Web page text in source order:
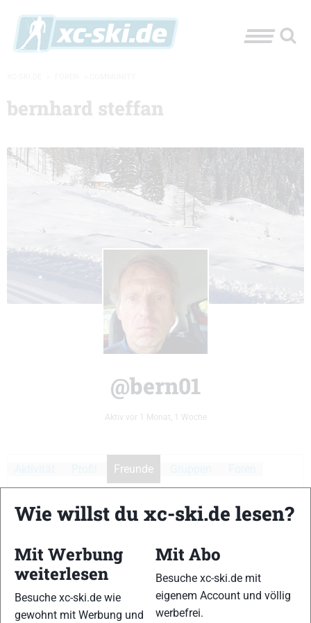
bernhard steffan
@bern01
Aktiv vor 1 Monat, 1 Woche
Freunde
Zeige:
Es wurden keine Benutzer gefunden.
Wie willst du xc-ski.de lesen?
Mit Werbung
weiterlesen
Besuche xc-ski.de wie
gewohnt mit Werbung und
Mit Abo
Besuche xc-ski.de mit
eigenem Account und völlig
werbefrei.